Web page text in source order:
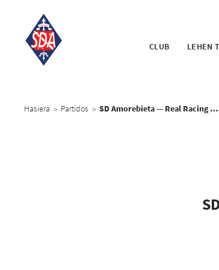
CLUB LEHEN
Hasiera > Partidos > SD Amorebieta — Real Racing Club